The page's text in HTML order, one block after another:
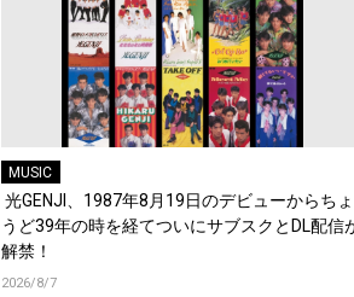
MUSIC
光GENJI、1987年8月19日のデビューからちょ
うど39年の時を経てついにサブスクとDL配信
解禁！
2026/8/7